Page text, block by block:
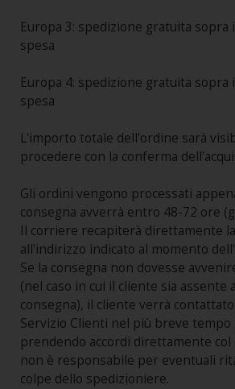
Europa 3: spedizione gratuita sopra
spesa
Europa 4: spedizione gratuita sopra
spesa
L'importo totale dell'ordine sarà
procedere con la conferma
Gli ordini vengono processati
consegna avverrà entro 48-72 ore
Il corriere recapiterà direttamente
all'indirizzo indicato al momento
Se la consegna non dovesse
(nel caso in cui il cliente sia assente
consegna), il cliente verrà
Servizio Clienti nel più breve tempo
prendendo accordi direttamente col
non è responsabile per eventuali
colpe dello spedizioniere.